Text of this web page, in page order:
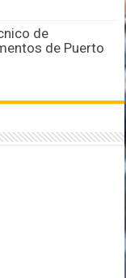
de
de Puerto